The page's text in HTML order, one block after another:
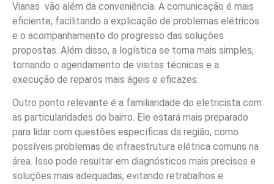
Vianas vão além da conveniência. A comunicação é mais
eficiente, facilitando a explicação de problemas elétricos
e o acompanhamento do progresso das soluções
propostas. Além disso, a logística se torna mais simples,
tornando o agendamento de visitas técnicas e a
execução de reparos mais ágeis e eficazes.
Outro ponto relevante é a familiaridade do eletricista com
as particularidades do bairro. Ele estará mais preparado
para lidar com questões específicas da região, como
possíveis problemas de infraestrutura elétrica comuns na
área. Isso pode resultar em diagnósticos mais precisos e
soluções mais adequadas, evitando retrabalhos e